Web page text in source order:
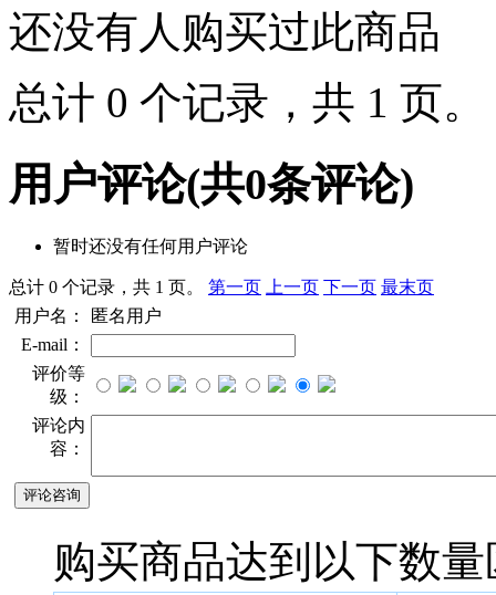
还没有人购买过此商品
总计 0 个记录，共 1 页。
用户评论(共0条评论)
暂时还没有任何用户评论
总计 0 个记录，共 1 页。 第一页 上一页 下一页 最末页
用户名：
匿名用户
E-mail：
评价等
级：
评论内
容：
购买商品达到以下数